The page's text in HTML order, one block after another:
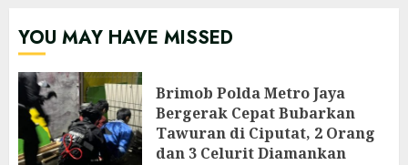
YOU MAY HAVE MISSED
Brimob Polda Metro Jaya
Bergerak Cepat Bubarkan
Tawuran di Ciputat, 2 Orang
dan 3 Celurit Diamankan